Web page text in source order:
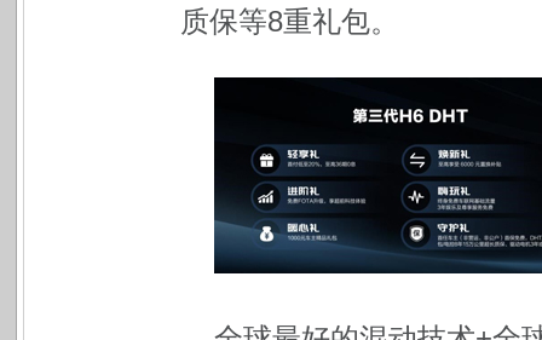
质保等8重礼包。